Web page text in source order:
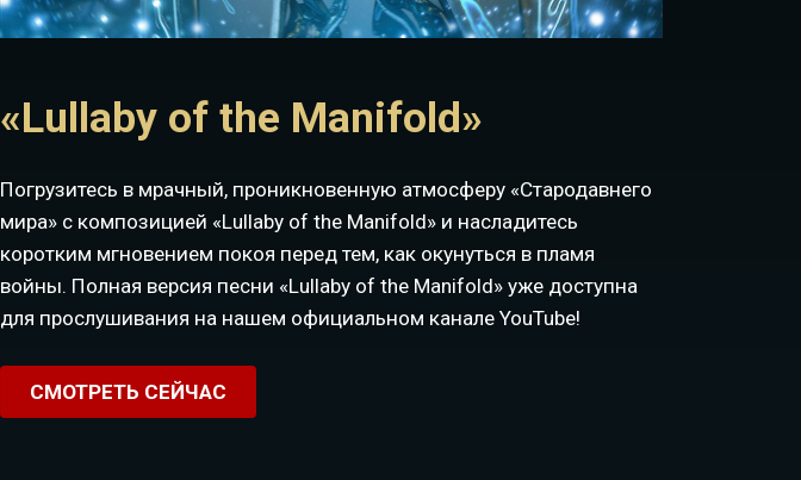
«Lullaby of the Manifold»
Погрузитесь в мрачный, проникновенную атмосферу «Стародавнего
мира» с композицией «Lullaby of the Manifold» и насладитесь
коротким мгновением покоя перед тем, как окунуться в пламя
войны. Полная версия песни «Lullaby of the Manifold» уже доступна
для прослушивания на нашем официальном канале YouTube!
СМОТРЕТЬ СЕЙЧАС